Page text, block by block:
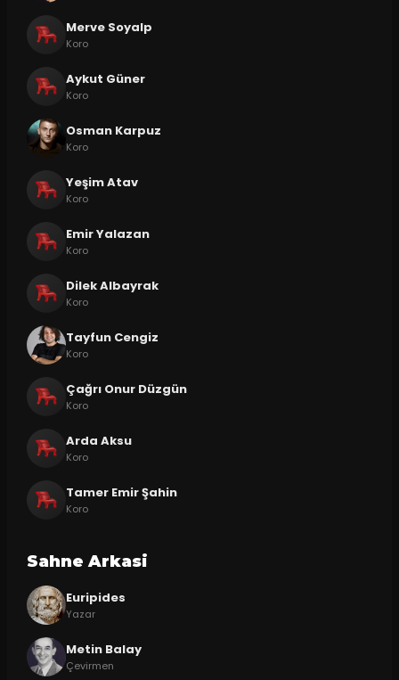
Merve Soyalp
Koro
Aykut Güner
Koro
Osman Karpuz
Koro
Yeşim Atav
Koro
Emir Yalazan
Koro
Dilek Albayrak
Koro
Tayfun Cengiz
Koro
Çağrı Onur Düzgün
Koro
Arda Aksu
Koro
Tamer Emir Şahin
Koro
Sahne Arkasi
Euripides
Yazar
Metin Balay
Çevirmen